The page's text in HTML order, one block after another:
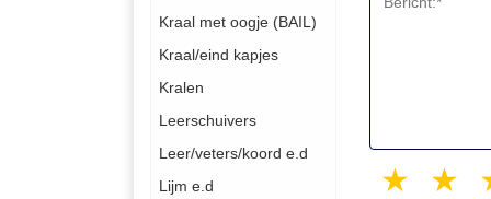
Kraal met oogje (BAIL)
Kraal/eind kapjes
Kralen
Leerschuivers
Leer/veters/koord e.d
Lijm e.d
1